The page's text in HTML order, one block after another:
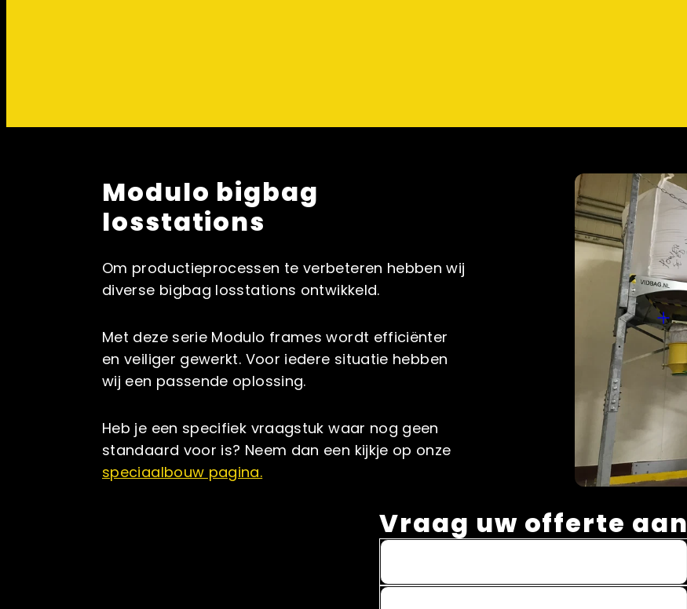
Modulo bigbag
losstations
Om productieprocessen te verbeteren hebben wij
diverse bigbag losstations ontwikkeld.
Met deze serie Modulo frames wordt efficiënter
en veiliger gewerkt. Voor iedere situatie hebben
wij een passende oplossing.
Heb je een specifiek vraagstuk waar nog geen
standaard voor is? Neem dan een kijkje op onze
speciaalbouw pagina.
Vraag uw offerte aan